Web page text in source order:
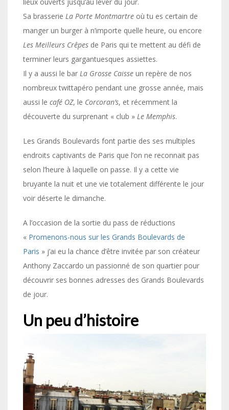
Sa brasserie La Porte Montmartre où tu es certain de
manger un burger à n’importe quelle heure, ou encore
Les Meilleurs Crêpes de Paris qui te mettent au défi de
terminer leurs gargantuesques assiettes.
Il y a aussi le bar La Grosse Caisse un repère de nos
nombreux twittapéro pendant une grosse année, mais
aussi le café OZ, le Corcoran’s, et récemment la
découverte du surprenant « club » Le Memphis.
Les Grands Boulevards font partie des ses multiples
endroits captivants de Paris que l’on ne reconnait pas
selon l’heure à laquelle on passe. Il y a cette vie
bruyante la nuit et une vie totalement différente le jour
voir déserte le dimanche.
A l’occasion de la sortie du pass de réductions
« Promenons-nous sur les Grands Boulevards de
Paris » j’ai eu la chance d’être invitée par son créateur
Anthony Zaccardo un passionné de son quartier pour
découvrir ses bonnes adresses des Grands Boulevards
de jour.
Un peu d’histoire